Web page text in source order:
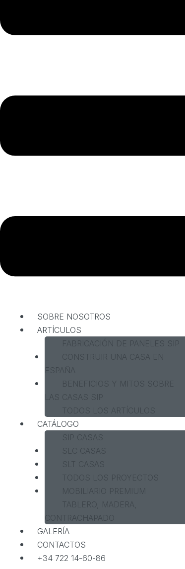
SOBRE NOSOTROS
ARTÍCULOS
FABRICACIÓN DE PANELES SIP
CONSTRUIR UNA CASA EN
ESPAÑA
BENEFICIOS Y MITOS SOBRE
LAS CASAS SIP
TODOS LOS ARTÍCULOS
CATÁLOGO
SIP CASAS
SLC CASAS
SLT CASAS
TODOS LOS PROYECTOS
MOBILIARIO PREMIUM
TABLERO, MADERA,
CONTRACHAPADO
GALERÍA
CONTACTOS
+34 722 14-60-86